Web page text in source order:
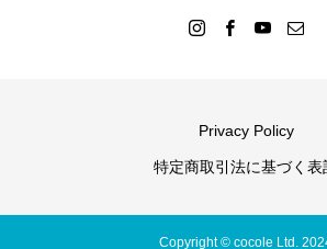
Privacy Policy
特定商取引法に基づく表
Copyright © cocole Ltd.